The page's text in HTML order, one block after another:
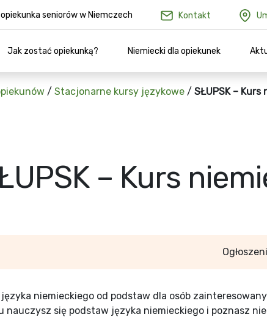
seniorów w Niemczech Kontakt
Jak zostać opiekunką? Niemiecki dla opiekunek
/ Stacjonarne kursy językowe / SŁUPSK –
– Kurs
języka niemieckiego od podstaw dla osób
nauczysz się podstaw języka niemieckiego i poznasz